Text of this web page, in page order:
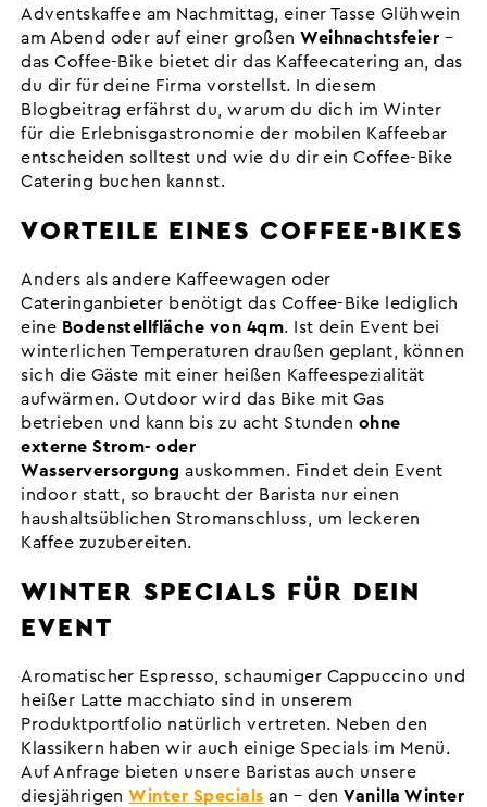
Adventskaffee am Nachmittag, einer Tasse Glühwein
am Abend oder auf einer großenWeihnachtsfeier –
das Coffee-Bike bietet dir das Kaffeecatering an, das
du dir für deine Firma vorstellst. In diesem
Blogbeitrag erfährst du, warum du dich im Winter
für die Erlebnisgastronomie der mobilen Kaffeebar
entscheiden solltest und wie du dir ein Coffee-Bike
Catering buchen kannst.
VORTEILE EINES COFFEE-BIKES
Anders als andere Kaffeewagen oder
Cateringanbieter benötigt das Coffee-Bike lediglich
eine Bodenstellfläche von 4qm. Ist dein Event bei
winterlichen Temperaturen draußen geplant, können
sich die Gäste mit einer heißen Kaffeespezialität
aufwärmen. Outdoor wird das Bike mit Gas
betrieben und kann bis zu acht Stunden ohne
externe Strom- oder
Wasserversorgung auskommen. Findet dein Event
indoor statt, so braucht der Barista nur einen
haushaltsüblichen Stromanschluss, um leckeren
Kaffee zuzubereiten.
WINTER SPECIALS FÜR DEIN
EVENT
Aromatischer Espresso, schaumiger Cappuccino und
heißer Latte macchiato sind in unserem
Produktportfolio natürlich vertreten. Neben den
Klassikern haben wir auch einige Specials im Menü.
Auf Anfrage bieten unsere Baristas auch unsere
diesjährigenWinter Specials an – denVanilla Winter